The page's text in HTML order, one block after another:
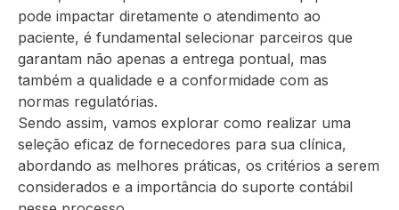
pode impactar diretamente o atendimento ao
paciente, é fundamental selecionar parceiros que
garantam não apenas a entrega pontual, mas
também a qualidade e a conformidade com as
normas regulatórias.
Sendo assim, vamos explorar como realizar uma
seleção eficaz de fornecedores para sua clínica,
abordando as melhores práticas, os critérios a serem
considerados e a importância do suporte contábil